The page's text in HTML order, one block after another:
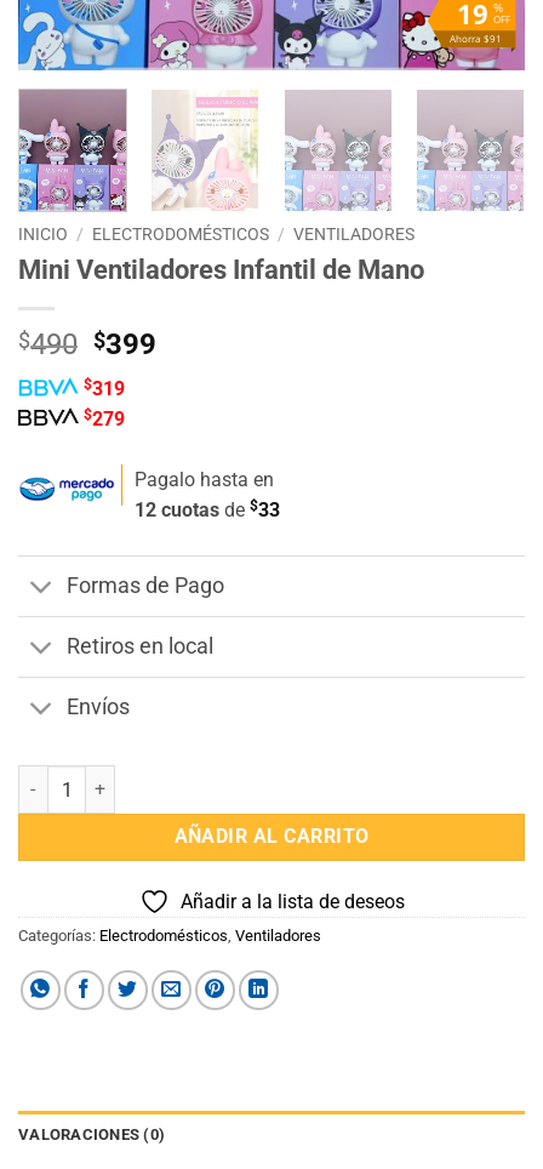
%
OFF
19
Ahorra $91
INICIO / ELECTRODOMÉSTICOS / VENTILADORES
Mini Ventiladores Infantil de Mano
$490 El
precio
original
era:
$490.
$399
$319
$279
Pagalo hasta en
12 cuotas de $33
Formas de Pago
Retiros en local
Envíos
Mini Ventiladores Infantil de Mano cantidad
AÑADIR AL CARRITO
Añadir a la lista de deseos
Categorías: Electrodomésticos, Ventiladores
VALORACIONES (0)